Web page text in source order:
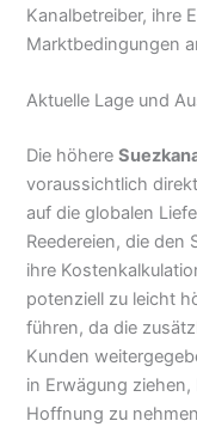
Kanalbetreiber, ihre
Marktbedingungen
Aktuelle Lage und
Die höhere
voraussichtlich
auf die globalen
Reedereien, die den
ihre
potenziell zu leicht
führen, da die
Kunden
in Erwägung
Hoffnung zu